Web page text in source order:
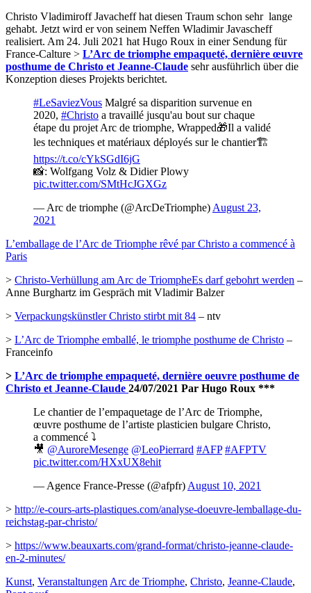
Christo Vladimiroff Javacheff hat diesen Traum schon sehr lange
gehabt. Jetzt wird er von seinem Neffen Wladimir Javascheff
realisiert. Am 24. Juli 2021 hat Hugo Roux in einer Sendung für
France-Calture > L’Arc de triomphe empaqueté, dernière œuvre
posthume de Christo et Jeanne-Claude sehr ausführlich über die
Konzeption dieses Projekts berichtet.
#LeSaviezVous Malgré sa disparition survenue en
2020, #Christo a travaillé jusqu'au bout sur chaque
étape du projet Arc de triomphe, Wrapped🎁Il a validé
les techniques et matériaux déployés sur le chantier🏗️
https://t.co/cYkSGdI6jG
📸: Wolfgang Volz & Didier Plowy
pic.twitter.com/SMtHcJGXGz
— Arc de triomphe (@ArcDeTriomphe)August 23,
2021
L’emballage de l’Arc de Triomphe rêvé par Christo a commencé à
Paris
> Christo-Verhüllung am Arc de TriompheEs darf gebohrt werden –
Anne Burghartz im Gespräch mit Vladimir Balzer
> Verpackungskünstler Christo stirbt mit 84 – ntv
> L’Arc de Triomphe emballé, le triomphe posthume de Christo –
Franceinfo
> L’Arc de triomphe empaqueté, dernière oeuvre posthume de
Christo et Jeanne-Claude 24/07/2021 Par Hugo Roux ***
Le chantier de l’empaquetage de l’Arc de Triomphe,
œuvre posthume de l’artiste plasticien bulgare Christo,
a commencé ⤵️
🎥 @AuroreMesenge @LeoPierrard #AFP #AFPTV
pic.twitter.com/HXxUX8ehit
— Agence France-Presse (@afpfr)August 10, 2021
> http://e-cours-arts-plastiques.com/analyse-doeuvre-lemballage-du-
reichstag-par-christo/
> https://www.beauxarts.com/grand-format/christo-jeanne-claude-
en-2-minutes/
Kunst, VeranstaltungenArc de Triomphe, Christo, Jeanne-Claude,